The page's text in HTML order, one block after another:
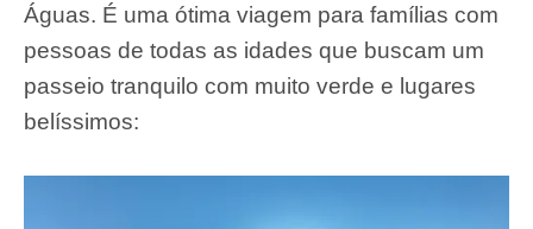
Águas. É uma ótima viagem para famílias com
pessoas de todas as idades que buscam um
passeio tranquilo com muito verde e lugares
belíssimos: